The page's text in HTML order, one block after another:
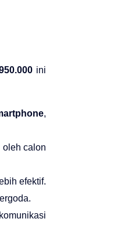
ini
,
calon
efektif.